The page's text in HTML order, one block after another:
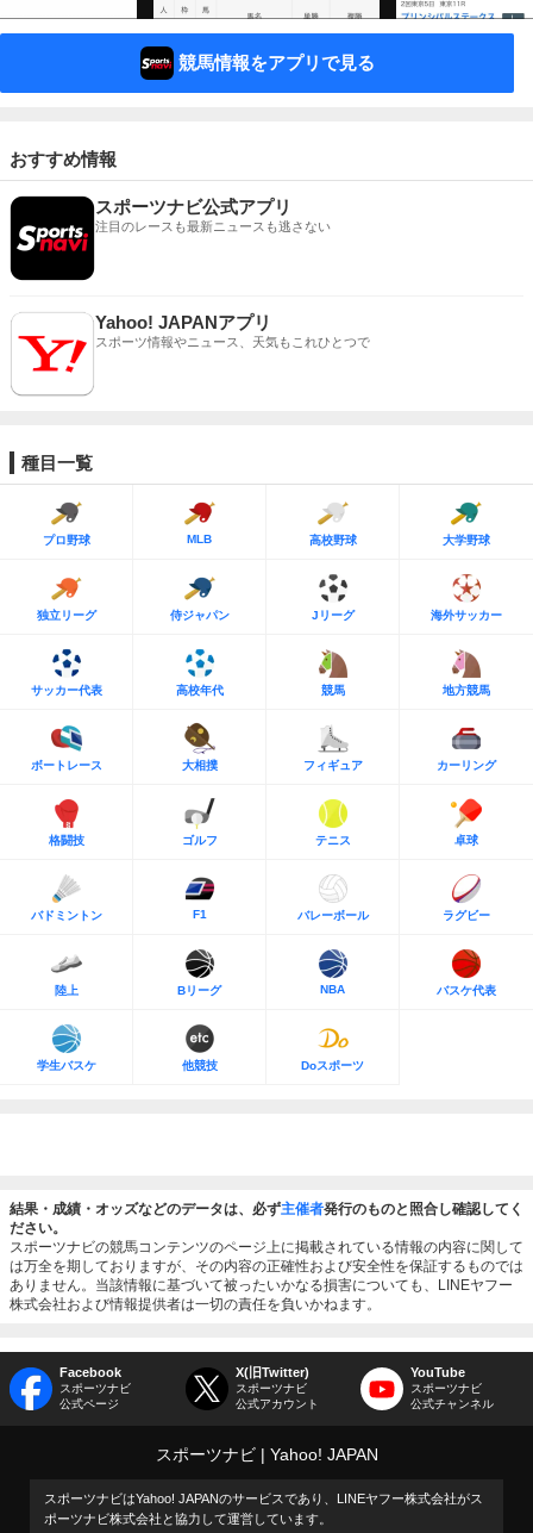
競馬情報をアプリで見る
おすすめ情報
スポーツナビ公式アプリ
注目のレースも最新ニュースも逃さない
Yahoo! JAPANアプリ
スポーツ情報やニュース、天気もこれひとつで
種目一覧
プロ野球 MLB 高校野球 大学野球
独立リーグ 侍ジャパン Jリーグ 海外サッカー
サッカー代表 高校年代 競馬 地方競馬
ボートレース 大相撲 フィギュア カーリング
格闘技 ゴルフ テニス 卓球
バドミントン F1 バレーボール ラグビー
陸上 Bリーグ NBA バスケ代表
学生バスケ 他競技 Doスポーツ
結果・成績・オッズなどのデータは、必ず主催者発行のものと照合し確認してく
ださい。
スポーツナビの競馬コンテンツのページ上に掲載されている情報の内容に関して
は万全を期しておりますが、その内容の正確性および安全性を保証するものでは
ありません。当該情報に基づいて被ったいかなる損害についても、LINEヤフー
株式会社および情報提供者は一切の責任を負いかねます。
Facebook
スポーツナビ
公式ページ
X(旧Twitter)
スポーツナビ
公式アカウント
YouTube
スポーツナビ
公式チャンネル
スポーツナビ Yahoo! JAPAN
スポーツナビはYahoo! JAPANのサービスであり、LINEヤフー株式会社がス
ポーツナビ株式会社と協力して運営しています。